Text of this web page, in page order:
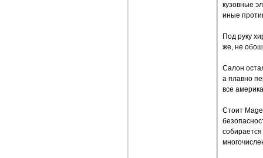
кузовные
иные
Под руку
же, не
Салон
а плавно
все
Стоит